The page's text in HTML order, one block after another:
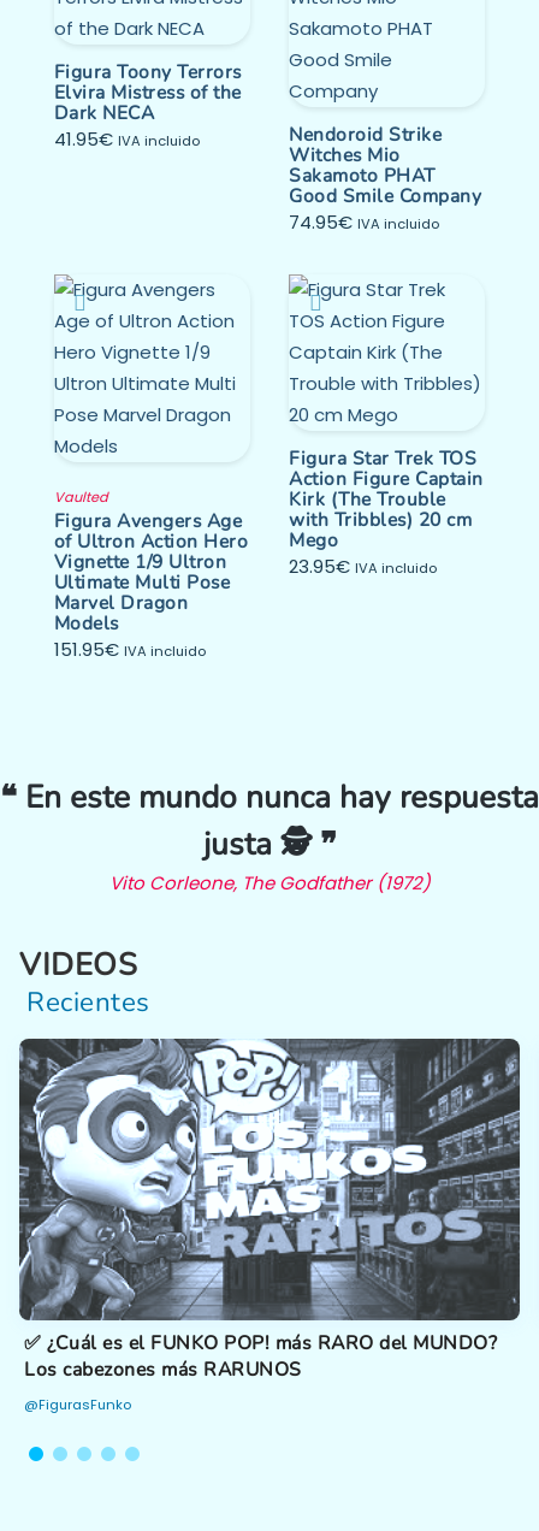
Figura Toony Terrors
Elvira Mistress of the
Dark NECA
41.95€ IVA incluido
Nendoroid Strike
Witches Mio
Sakamoto PHAT
Good Smile Company
74.95€ IVA incluido
Vaulted
Figura Avengers Age
of Ultron Action Hero
Vignette 1/9 Ultron
Ultimate Multi Pose
Marvel Dragon
Models
151.95€ IVA incluido
Figura Star Trek TOS
Action Figure Captain
Kirk (The Trouble
with Tribbles) 20 cm
Mego
23.95€ IVA incluido
❝ En este mundo nunca hay respuesta
justa 🕵️ ❞
Vito Corleone, The Godfather (1972)
VIDEOS
Recientes
✅ ¿Cuál es el FUNKO POP! más RARO del MUNDO?
Los cabezones más RARUNOS
@FigurasFunko